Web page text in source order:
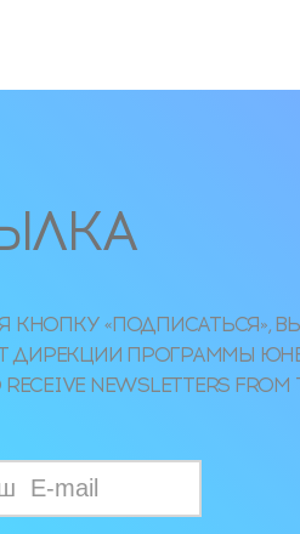
«ПОДПИСАТЬСЯ»,
ПРОГРАММЫ ЮНЕСКО/
RECEIVE NEWSLETTERS